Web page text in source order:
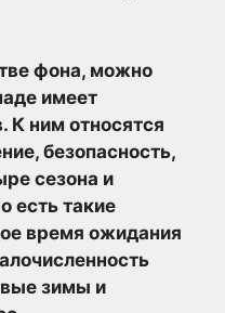
фона, можно
имеет
К ним относятся
безопасность,
сезона и
есть такие
время ожидания
зимы и